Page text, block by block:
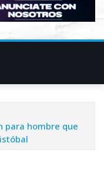
para hombre que